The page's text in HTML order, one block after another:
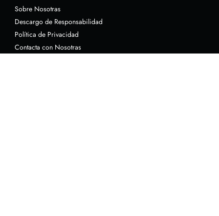
Sobre Nosotras
Descargo de Responsabilidad
Política de Privacidad
Contacta con Nosotras